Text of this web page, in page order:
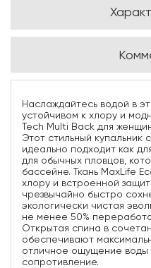
Наслаждайтесь водой в
устойчивом к хлору и
Tech Multi Back для
Этот стильный купальник
идеально подходит как
для обычных пловцов,
бассейне. Ткань MaxLife
хлору и встроенной
чрезвычайно быстро
экологически чистая
не менее 50%
Открытая спина в
обеспечивают
отличное ощущение воды
сопротивление.